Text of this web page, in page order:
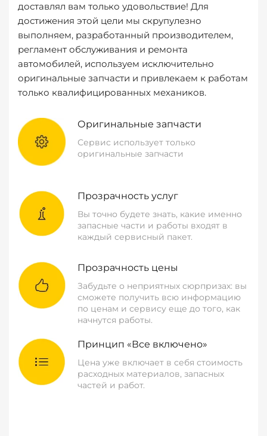
доставлял вам только удовольствие! Для
достижения этой цели мы скрупулезно
выполняем, разработанный производителем,
регламент обслуживания и ремонта
автомобилей, используем исключительно
оригинальные запчасти и привлекаем к работам
только квалифицированных механиков.
Оригинальные запчасти
Сервис использует только
оригинальные запчасти
Прозрачность услуг
Вы точно будете знать, какие именно
запасные части и работы входят в
каждый сервисный пакет.
Прозрачность цены
Забудьте о неприятных сюрпризах: вы
сможете получить всю информацию
по ценам и сервису еще до того, как
начнутся работы.
Принцип «Все включено»
Цена уже включает в себя стоимость
расходных материалов, запасных
частей и работ.